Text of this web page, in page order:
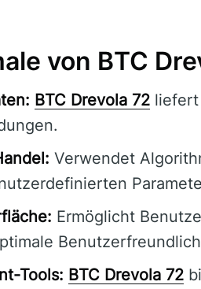
von BTC
BTC Drevola 72
Verwendet
Ermöglicht
Tools: BTC Drevola 72